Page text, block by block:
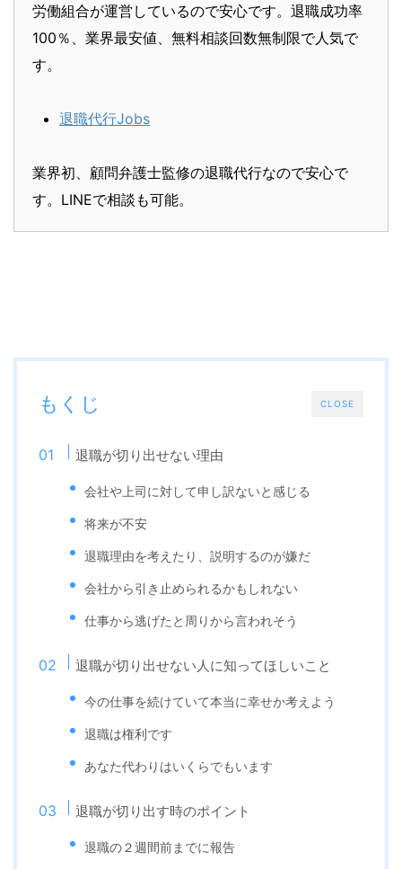
労働組合が運営しているので安心です。退職成功率
100％、業界最安値、無料相談回数無制限で人気で
す。
退職代行Jobs
業界初、顧問弁護士監修の退職代行なので安心で
す。LINEで相談も可能。
CLOSE
もくじ
退職が切り出せない理由
会社や上司に対して申し訳ないと感じる
将来が不安
退職理由を考えたり、説明するのが嫌だ
会社から引き止められるかもしれない
仕事から逃げたと周りから言われそう
退職が切り出せない人に知ってほしいこと
今の仕事を続けていて本当に幸せか考えよう
退職は権利です
あなた代わりはいくらでもいます
退職が切り出す時のポイント
退職の２週間前までに報告